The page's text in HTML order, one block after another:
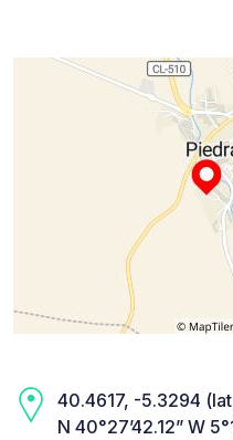
40.4617, -5.3294
N 40°27’42.12” W